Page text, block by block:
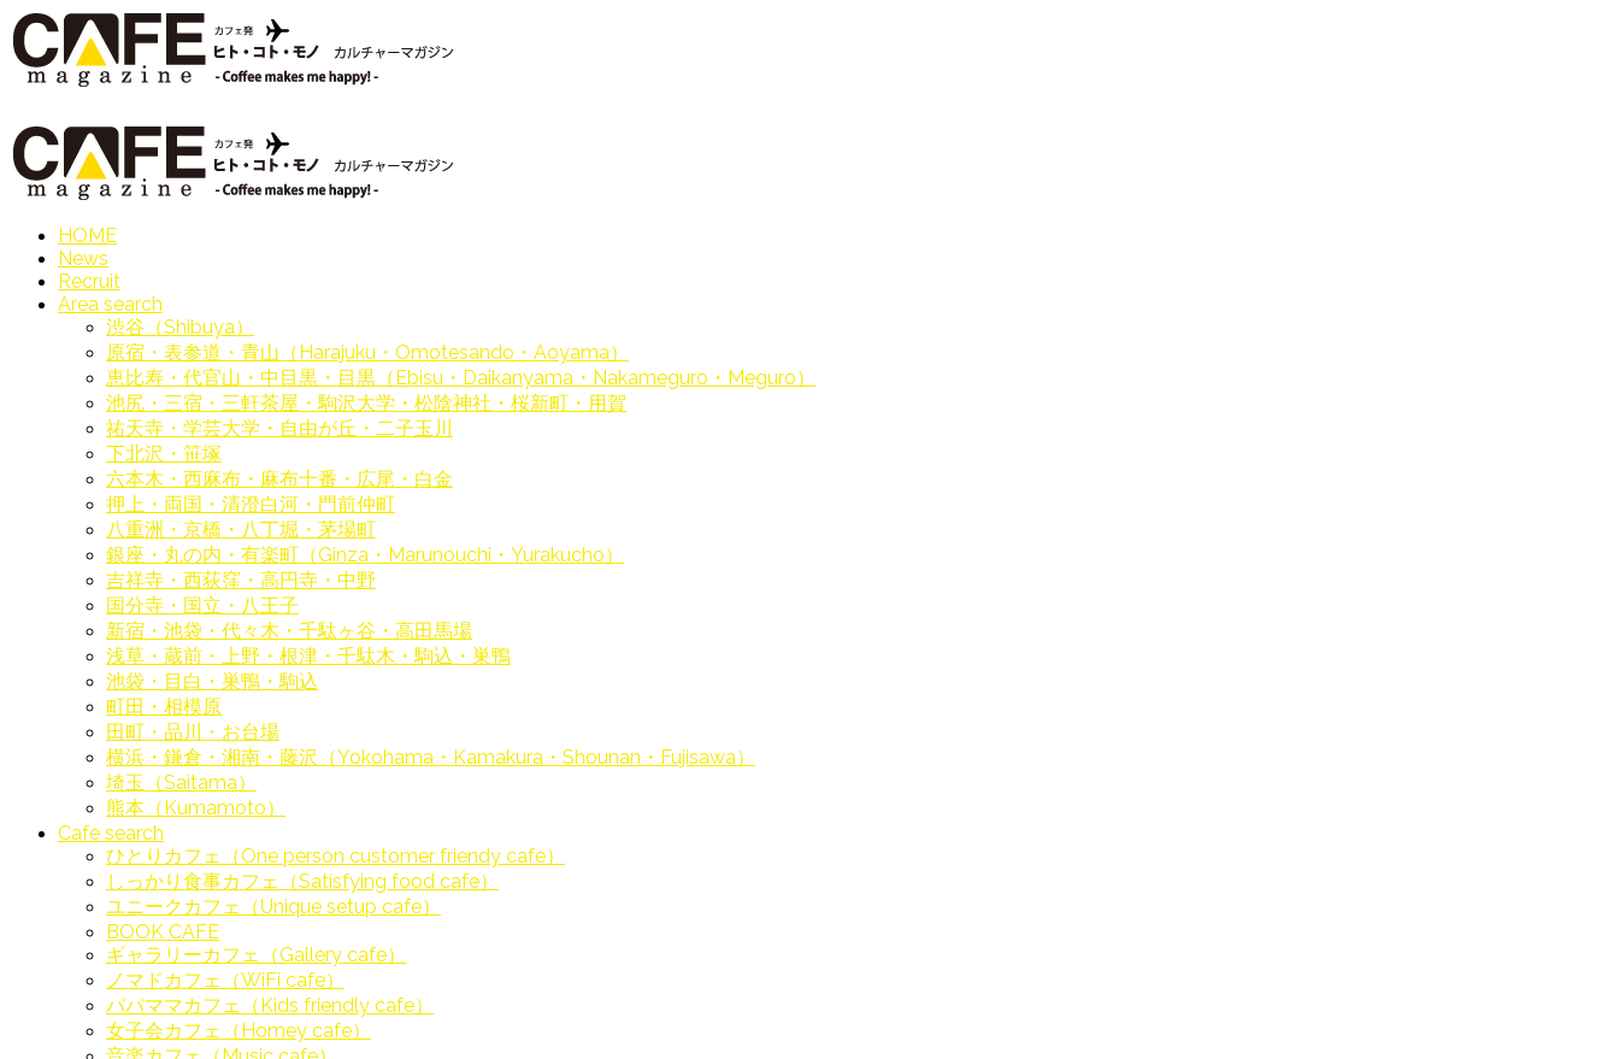
HOME
News
Recruit
Area search
渋谷（Shibuya）
原宿・表参道・青山（Harajuku・Omotesando・Aoyama）
恵比寿・代官山・中目黒・目黒（Ebisu・Daikanyama・Nakameguro・Meguro）
池尻・三宿・三軒茶屋・駒沢大学・松陰神社・桜新町・用賀
祐天寺・学芸大学・自由が丘・二子玉川
下北沢・笹塚
六本木・西麻布・麻布十番・広尾・白金
押上・両国・清澄白河・門前仲町
八重洲・京橋・八丁堀・茅場町
銀座・丸の内・有楽町（Ginza・Marunouchi・Yurakucho）
吉祥寺・西荻窪・高円寺・中野
国分寺・国立・八王子
新宿・池袋・代々木・千駄ヶ谷・高田馬場
浅草・蔵前・上野・根津・千駄木・駒込・巣鴨
池袋・目白・巣鴨・駒込
町田・相模原
田町・品川・お台場
横浜・鎌倉・湘南・藤沢（Yokohama・Kamakura・Shounan・Fujisawa）
埼玉（Saitama）
熊本（Kumamoto）
Cafe search
ひとりカフェ（One person customer friendy cafe）
しっかり食事カフェ（Satisfying food cafe）
ユニークカフェ（Unique setup cafe）
BOOK CAFE
ギャラリーカフェ（Gallery cafe）
ノマドカフェ（WiFi cafe）
パパママカフェ（Kids friendly cafe）
女子会カフェ（Homey cafe）